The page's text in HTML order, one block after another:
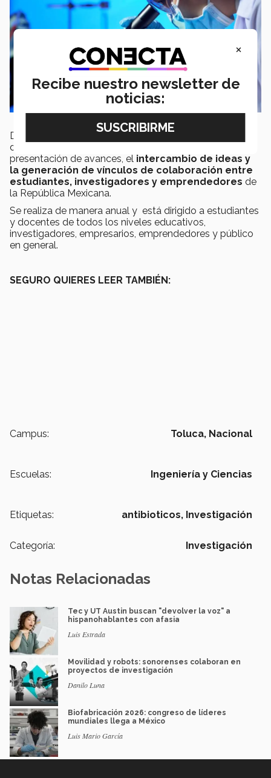
De acuerdo con el sitio oficial del evento
de Ciencia y Tecnología es un espacio para la
presentación de avances, el intercambio de ideas y
la generación de vínculos de colaboración entre
estudiantes, investigadores y emprendedores de
la República Mexicana.
Se realiza de manera anual y está dirigido a estudiantes
y docentes de todos los niveles educativos,
investigadores, empresarios, emprendedores y público
en general.
SEGURO QUIERES LEER TAMBIÉN:
Campus: Toluca, Nacional
Escuelas: Ingeniería y Ciencias
Etiquetas: antibioticos, Investigación
Categoría: Investigación
Notas Relacionadas
Tec y UT Austin buscan "devolver la voz" a
hispanohablantes con afasia
Luis Estrada
Movilidad y robots: sonorenses colaboran en
proyectos de investigación
Danilo Luna
Biofabricación 2026: congreso de líderes
mundiales llega a México
Luis Mario García
×
Recibe nuestro newsletter de
noticias: